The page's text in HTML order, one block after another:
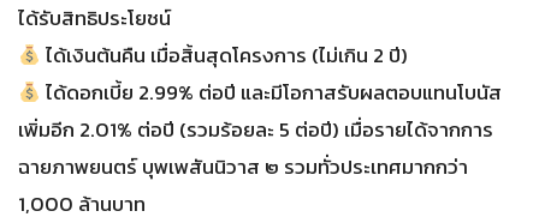
ได้รับสิทธิประโยชน์
ได้เงินต้นคืน เมื่อสิ้นสุดโครงการ (ไม่เกิน 2 ปี)
ได้ดอกเบี้ย 2.99% ต่อปี และมีโอกาสรับผลตอบแทนโบนัส
เพิ่มอีก 2.01% ต่อปี (รวมร้อยละ 5 ต่อปี) เมื่อรายได้จากการ
ฉายภาพยนตร์ บุพเพสันนิวาส ๒ รวมทั่วประเทศมากกว่า
1,000 ล้านบาท